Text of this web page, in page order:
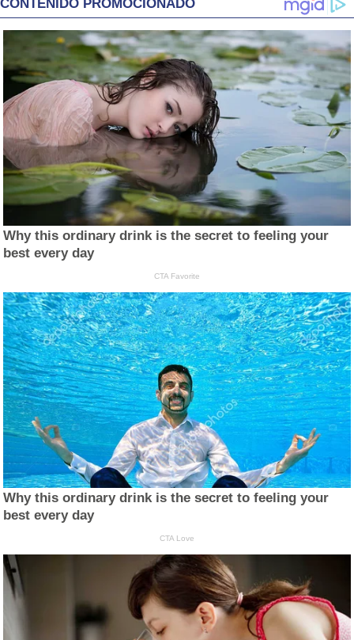
CONTENIDO PROMOCIONADO
Why this ordinary drink is the secret to feeling your
best every day
CTA Favorite
Why this ordinary drink is the secret to feeling your
best every day
CTA Love